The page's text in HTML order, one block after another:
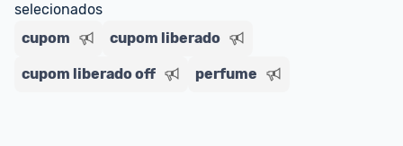
selecionados
cupom
cupom liberado
cupom liberado off perfume